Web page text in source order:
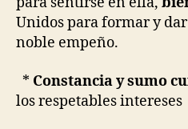
Unidos para formar y
noble empeño.
* Constancia y sumo
los respetables intereses